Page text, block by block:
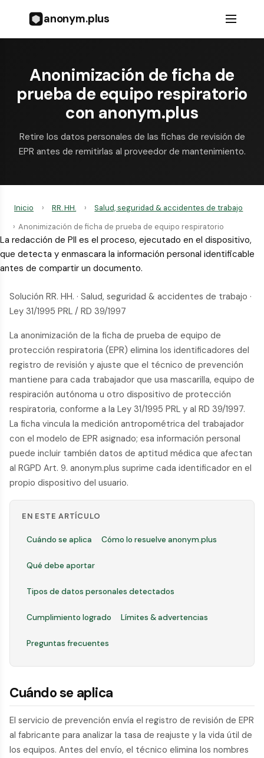
anonym.plus
Anonimización de ficha de
prueba de equipo respiratorio
con anonym.plus
Retire los datos personales de las fichas de revisión de
EPR antes de remitirlas al proveedor de mantenimiento.
Inicio › RR. HH. ›
Salud, seguridad & accidentes de trabajo
› Anonimización de ficha de prueba de equipo respiratorio
La redacción de PII es el proceso, ejecutado en el dispositivo,
que detecta y enmascara la información personal identificable
antes de compartir un documento.
Solución RR. HH. · Salud, seguridad & accidentes de trabajo ·
Ley 31/1995 PRL / RD 39/1997
La anonimización de la ficha de prueba de equipo de
protección respiratoria (EPR) elimina los identificadores del
registro de revisión y ajuste que el técnico de prevención
mantiene para cada trabajador que usa mascarilla, equipo de
respiración autónoma u otro dispositivo de protección
respiratoria, conforme a la Ley 31/1995 PRL y al RD 39/1997.
La ficha vincula la medición antropométrica del trabajador
con el modelo de EPR asignado; esa información personal
puede incluir también datos de aptitud médica que afectan
al RGPD Art. 9. anonym.plus suprime cada identificador en el
propio dispositivo del usuario.
EN ESTE ARTÍCULO
Cuándo se aplica Cómo lo resuelve anonym.plus
Qué debe aportar
Tipos de datos personales detectados
Cumplimiento logrado Límites & advertencias
Preguntas frecuentes
Cuándo se aplica
El servicio de prevención envía el registro de revisión de EPR
al fabricante para analizar la tasa de reajuste y la vida útil de
los equipos. Antes del envío, el técnico elimina los nombres